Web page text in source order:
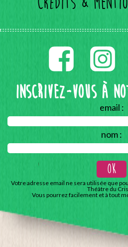
Inscrivez-vous à
email :
nom :
Votre adresse email ne sera utilisée que
Théâtre du
Vous pourrez facilement et à tout